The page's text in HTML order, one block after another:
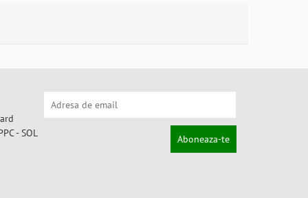
Aboneaza-te